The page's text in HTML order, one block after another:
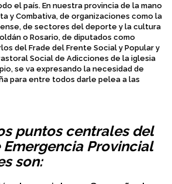
el país. En nuestra provincia de la mano
y Combativa, de organizaciones como la
de sectores del deporte y la cultura
o Rosario, de diputados como
del Frade del Frente Social y Popular y
Social de Adicciones de la iglesia
se va expresando la necesidad de
para entre todos darle pelea a las
puntos centrales del
Provincial
son: